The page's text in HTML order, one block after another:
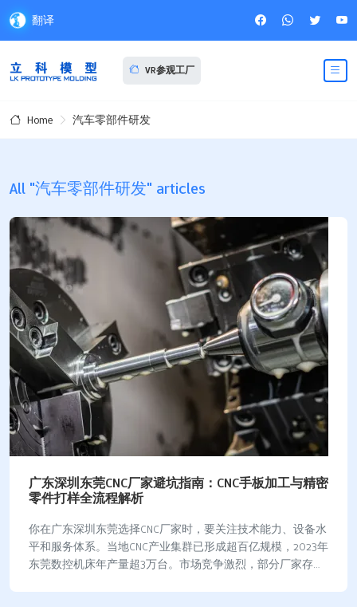
翻译
VR参观工厂
Home 汽车零部件研发
All "汽车零部件研发" articles
广东深圳东莞CNC厂家避坑指南：CNC手板加工与精密
零件打样全流程解析
你在广东深圳东莞选择CNC厂家时，要关注技术能力、设备水
平和服务体系。当地CNC产业集群已形成超百亿规模，2023年
东莞数控机床年产量超3万台。市场竞争激烈，部分厂家存在